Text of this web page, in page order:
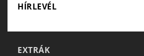
HÍRLEVÉL
EXTRÁK